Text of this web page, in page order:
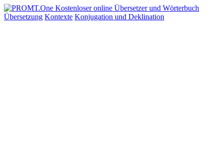
Übersetzung Kontexte Konjugation und Deklination